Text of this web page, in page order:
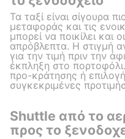
Τα ταξί είναι σίγουρα
μεταφοράς και τις
μπορεί να ποικίλει και
απρόβλεπτα. Η στιγμή
για την τιμή πριν την
έκπληξη στο
προ-κράτησης ή
συγκεκριμένες
Shuttle από το
προς το